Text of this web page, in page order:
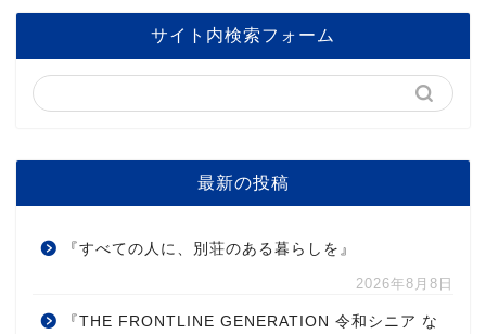
サイト内検索フォーム
最新の投稿
『すべての人に、別荘のある暮らしを』
2026年8月8日
『THE FRONTLINE GENERATION 令和シニア な